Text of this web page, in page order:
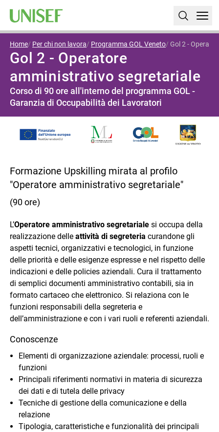
Home Per chi non lavora Programma GOL Veneto Gol 2 -
Gol 2 - Operatore
amministrativo segretariale
Corso di 90 ore all'interno del programma GOL -
Garanzia di Occupabilità dei Lavoratori
Formazione Upskilling mirata al profilo
"Operatore amministrativo segretariale"
(90 ore)
L’Operatore amministrativo segretariale si occupa della
realizzazione delle attività di segreteria curandone gli
aspetti tecnici, organizzativi e tecnologici, in funzione
delle priorità e delle esigenze espresse e nel rispetto delle
indicazioni e delle policies aziendali. Cura il trattamento
di semplici documenti amministrativo contabili, sia in
formato cartaceo che elettronico. Si relaziona con le
funzioni responsabili della segreteria e
dell’amministrazione e con i vari ruoli e referenti aziendali.
Conoscenze
Elementi di organizzazione aziendale: processi, ruoli e
funzioni
Principali riferimenti normativi in materia di sicurezza
dei dati e di tutela delle privacy
Tecniche di gestione della comunicazione e della
relazione
Tipologia, caratteristiche e funzionalità dei principali